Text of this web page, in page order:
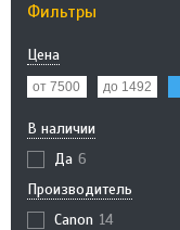
Фильтры
Цена
В наличии
Да 6
Производитель
Canon 14